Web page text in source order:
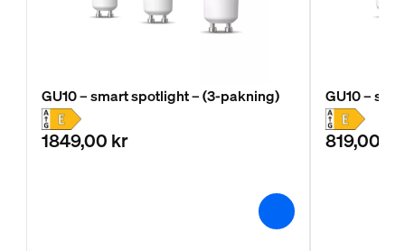
GU10 – smart spotlight – (3-pakning)
1849,00 kr
GU10 –
819,00 kr